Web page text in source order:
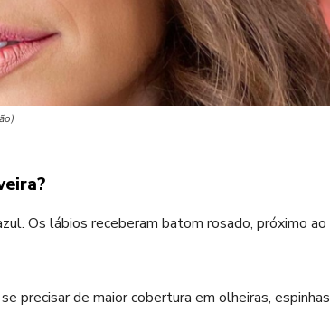
Os lábios receberam batom rosado, próximo ao
precisar de maior cobertura em olheiras, espinhas